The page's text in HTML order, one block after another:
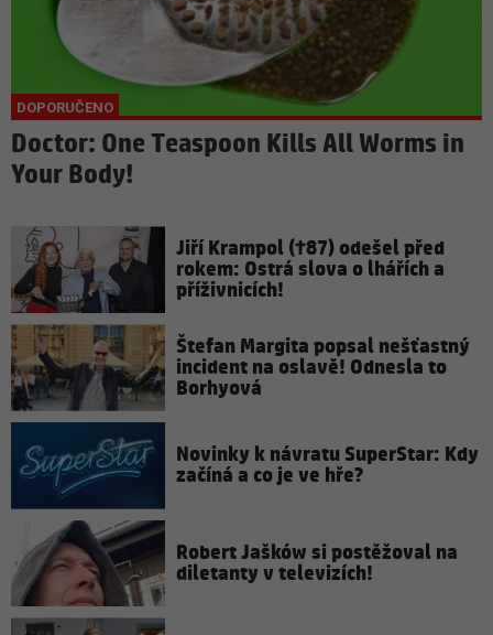
Doctor: One Teaspoon Kills All Worms in
Your Body!
Jiří Krampol (†87) odešel před
rokem: Ostrá slova o lhářích a
příživnicích!
Štefan Margita popsal nešťastný
incident na oslavě! Odnesla to
Borhyová
Novinky k návratu SuperStar: Kdy
začíná a co je ve hře?
Robert Jašków si postěžoval na
diletanty v televizích!